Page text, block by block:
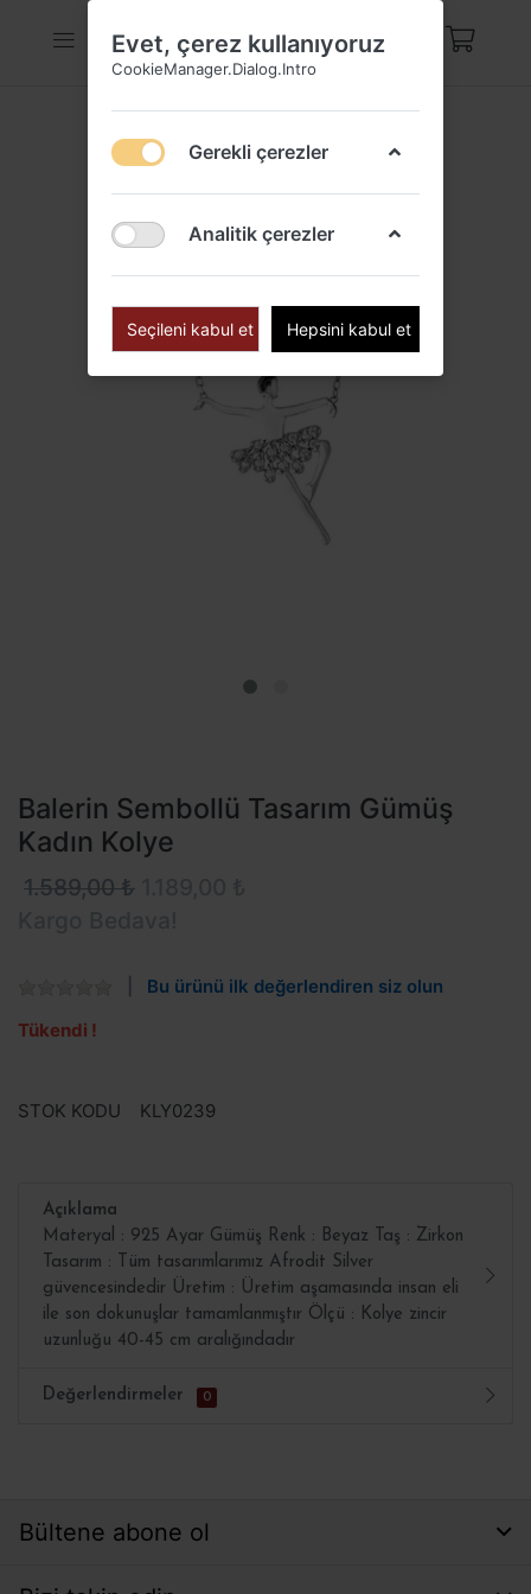
Balerin Sembollü Tasarım Gümüş
Kadın Kolye
1.589,00 ₺
Bu ürünü ilk değerlendiren siz olun
Tükendi !
STOK KODU KLY0239
Açıklama
Materyal : 925 Ayar Gümüş Renk : Beyaz Taş : Zirkon
Tasarım : Tüm tasarımlarımız Afrodit Silver
güvencesindedir Üretim : Üretim aşamasında insan eli
ile son dokunuşlar tamamlanmıştır Ölçü : Kolye zincir
uzunluğu 40-45 cm aralığındadır
Değerlendirmeler 0
Bültene abone ol
Evet, çerez kullanıyoruz
CookieManager.Dialog.Intro
Gerekli çerezler
Analitik çerezler
Seçileni kabul et Hepsini kabul et